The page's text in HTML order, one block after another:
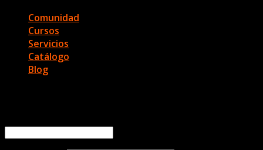
Comunidad
Cursos
Servicios
Catálogo
Blog